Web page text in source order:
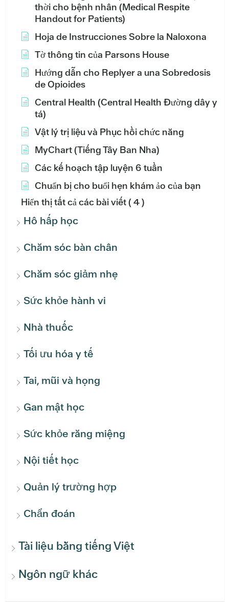
thời cho bệnh nhân (Medical Respite
Handout for Patients)
Hoja de Instrucciones Sobre la Naloxona
Tờ thông tin của Parsons House
Hướng dẫn cho Replyer a una Sobredosis
de Opioides
Central Health (Central Health Đường dây y
tá)
Vật lý trị liệu và Phục hồi chức năng
MyChart (Tiếng Tây Ban Nha)
Các kế hoạch tập luyện 6 tuần
Chuẩn bị cho buổi hẹn khám ảo của bạn
Hiển thị tất cả các bài viết( 4 )
Hô hấp học
Chăm sóc bàn chân
Chăm sóc giảm nhẹ
Sức khỏe hành vi
Nhà thuốc
Tối ưu hóa y tế
Tai, mũi và họng
Gan mật học
Sức khỏe răng miệng
Nội tiết học
Quản lý trường hợp
Chẩn đoán
Tài liệu bằng tiếng Việt
Ngôn ngữ khác